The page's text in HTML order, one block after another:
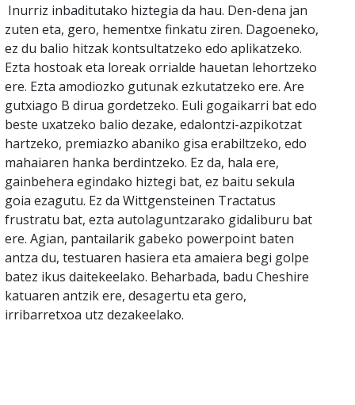
Inurriz inbaditutako hiztegia da hau. Den-dena jan
zuten eta, gero, hementxe finkatu ziren. Dagoeneko,
ez du balio hitzak kontsultatzeko edo aplikatzeko.
Ezta hostoak eta loreak orrialde hauetan lehortzeko
ere. Ezta amodiozko gutunak ezkutatzeko ere. Are
gutxiago B dirua gordetzeko. Euli gogaikarri bat edo
beste uxatzeko balio dezake, edalontzi-azpikotzat
hartzeko, premiazko abaniko gisa erabiltzeko, edo
mahaiaren hanka berdintzeko. Ez da, hala ere,
gainbehera egindako hiztegi bat, ez baitu sekula
goia ezagutu. Ez da Wittgensteinen Tractatus
frustratu bat, ezta autolaguntzarako gidaliburu bat
ere. Agian, pantailarik gabeko powerpoint baten
antza du, testuaren hasiera eta amaiera begi golpe
batez ikus daitekeelako. Beharbada, badu Cheshire
katuaren antzik ere, desagertu eta gero,
irribarretxoa utz dezakeelako.